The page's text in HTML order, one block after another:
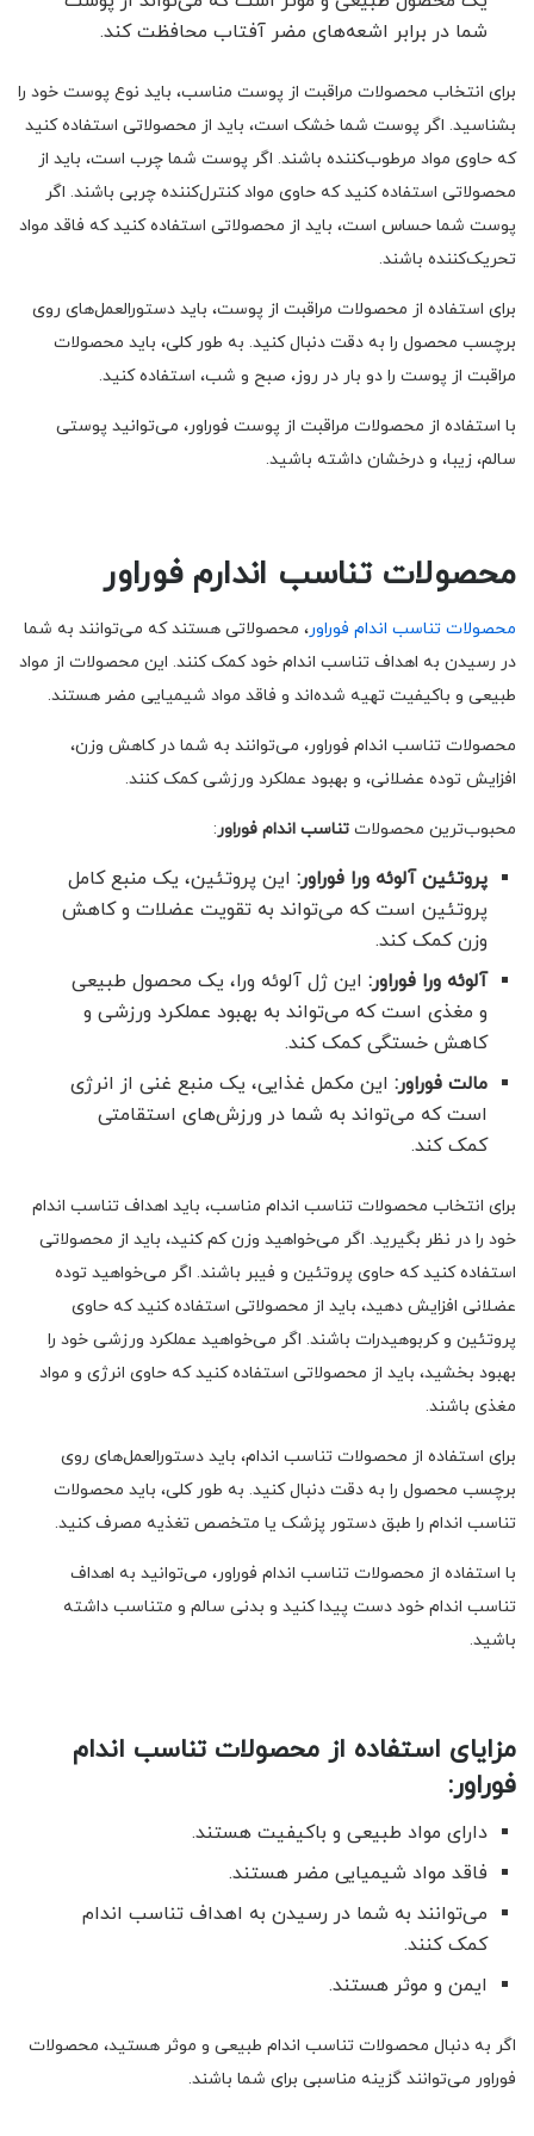
شما در برابر اشعه‌های مضر آفتاب محافظت کند.
برای انتخاب محصولات مراقبت از پوست مناسب، باید نوع پوست خود را
بشناسید. اگر پوست شما خشک است، باید از محصولاتی استفاده کنید
که حاوی مواد مرطوب‌کننده باشند. اگر پوست شما چرب است، باید از
محصولاتی استفاده کنید که حاوی مواد کنترل‌کننده چربی باشند. اگر
پوست شما حساس است، باید از محصولاتی استفاده کنید که فاقد مواد
تحریک‌کننده باشند.
برای استفاده از محصولات مراقبت از پوست، باید دستورالعمل‌های روی
برچسب محصول را به دقت دنبال کنید. به طور کلی، باید محصولات
مراقبت از پوست را دو بار در روز، صبح و شب، استفاده کنید.
با استفاده از محصولات مراقبت از پوست فوراور، می‌توانید پوستی
سالم، زیبا، و درخشان داشته باشید.
محصولات تناسب اندارم فوراور
محصولات تناسب اندام فوراور، محصولاتی هستند که می‌توانند به شما
در رسیدن به اهداف تناسب اندام خود کمک کنند. این محصولات از مواد
طبیعی و باکیفیت تهیه شده‌اند و فاقد مواد شیمیایی مضر هستند.
محصولات تناسب اندام فوراور، می‌توانند به شما در کاهش وزن،
افزایش توده عضلانی، و بهبود عملکرد ورزشی کمک کنند.
محبوب‌ترین محصولات تناسب اندام فوراور :
پروتئین آلوئه ورا فوراور: این پروتئین، یک منبع کامل
پروتئین است که می‌تواند به تقویت عضلات و کاهش
وزن کمک کند.
آلوئه ورا فوراور: این ژل آلوئه ورا، یک محصول طبیعی
و مغذی است که می‌تواند به بهبود عملکرد ورزشی و
کاهش خستگی کمک کند.
مالت فوراور: این مکمل غذایی، یک منبع غنی از انرژی
است که می‌تواند به شما در ورزش‌های استقامتی
کمک کند.
برای انتخاب محصولات تناسب اندام مناسب، باید اهداف تناسب اندام
خود را در نظر بگیرید. اگر می‌خواهید وزن کم کنید، باید از محصولاتی
استفاده کنید که حاوی پروتئین و فیبر باشند. اگر می‌خواهید توده
عضلانی افزایش دهید، باید از محصولاتی استفاده کنید که حاوی
پروتئین و کربوهیدرات باشند. اگر می‌خواهید عملکرد ورزشی خود را
بهبود بخشید، باید از محصولاتی استفاده کنید که حاوی انرژی و مواد
مغذی باشند.
برای استفاده از محصولات تناسب اندام، باید دستورالعمل‌های روی
برچسب محصول را به دقت دنبال کنید. به طور کلی، باید محصولات
تناسب اندام را طبق دستور پزشک یا متخصص تغذیه مصرف کنید.
با استفاده از محصولات تناسب اندام فوراور، می‌توانید به اهداف
تناسب اندام خود دست پیدا کنید و بدنی سالم و متناسب داشته
باشید.
مزایای استفاده از محصولات تناسب اندام
فوراور:
دارای مواد طبیعی و باکیفیت هستند.
فاقد مواد شیمیایی مضر هستند.
می‌توانند به شما در رسیدن به اهداف تناسب اندام
کمک کنند.
ایمن و موثر هستند.
اگر به دنبال محصولات تناسب اندام طبیعی و موثر هستید، محصولات
فوراور می‌توانند گزینه مناسبی برای شما باشند.